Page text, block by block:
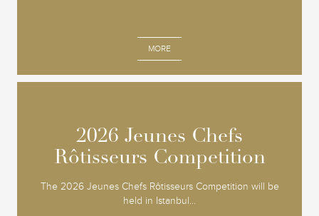
MORE
2026 Jeunes Chefs
Rôtisseurs Competition
The 2026 Jeunes Chefs Rôtisseurs Competition will be
held in Istanbul...
2026 Jeunes Chefs
Rôtisseurs Competition